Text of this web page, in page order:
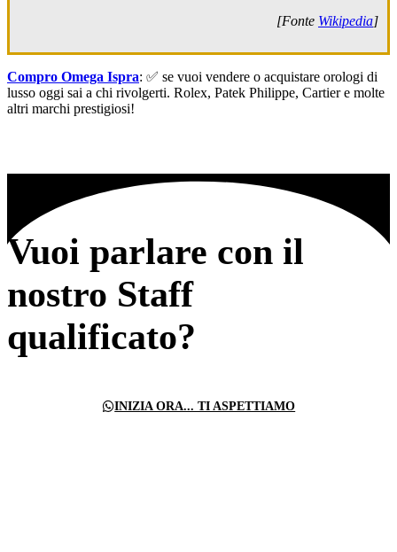
[Fonte Wikipedia]
Compro Omega Ispra: ✅ se vuoi vendere o acquistare orologi di
lusso oggi sai a chi rivolgerti. Rolex, Patek Philippe, Cartier e molte
altri marchi prestigiosi!
Vuoi parlare con il
nostro Staff
qualificato?
INIZIA ORA... TI ASPETTIAMO